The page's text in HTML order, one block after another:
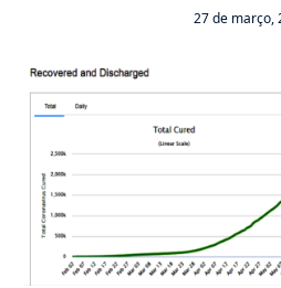
27 de março,